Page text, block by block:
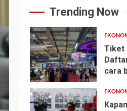
Trending Now
1
Tiket
cara